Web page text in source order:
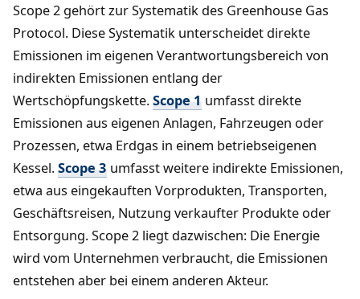
Scope 2 gehört zur Systematik des Greenhouse Gas
Protocol. Diese Systematik unterscheidet direkte
Emissionen im eigenen Verantwortungsbereich von
indirekten Emissionen entlang der
Wertschöpfungskette. Scope 1 umfasst direkte
Emissionen aus eigenen Anlagen, Fahrzeugen oder
Prozessen, etwa Erdgas in einem betriebseigenen
Kessel. Scope 3 umfasst weitere indirekte Emissionen,
etwa aus eingekauften Vorprodukten, Transporten,
Geschäftsreisen, Nutzung verkaufter Produkte oder
Entsorgung. Scope 2 liegt dazwischen: Die Energie
wird vom Unternehmen verbraucht, die Emissionen
entstehen aber bei einem anderen Akteur.